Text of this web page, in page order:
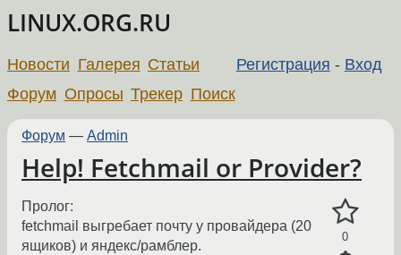
LINUX.ORG.RU
Регистрация - Вход
Новости Галерея Статьи
Форум Опросы Трекер Поиск
Форум — Admin
Help! Fetchmail or Provider?
0
Пролог:
fetchmail выгребает почту у провайдера (20
ящиков) и яндекс/рамблер.